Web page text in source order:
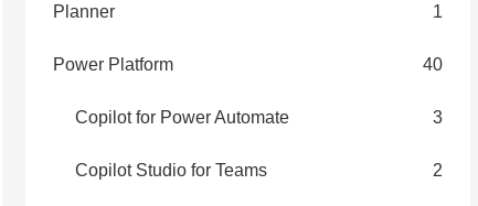
Planner 1
Power Platform 40
Copilot for Power Automate 3
Copilot Studio for Teams 2